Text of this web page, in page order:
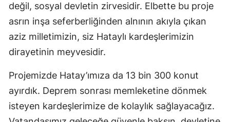
değil, sosyal devletin zirvesidir. Elbette bu proje
asrın inşa seferberliğinden alnının akıyla çıkan
aziz milletimizin, siz Hataylı kardeşlerimizin
dirayetinin meyvesidir.
Projemizde Hatay’ımıza da 13 bin 300 konut
ayırdık. Deprem sonrası memleketine dönmek
isteyen kardeşlerimize de kolaylık sağlayacağız.